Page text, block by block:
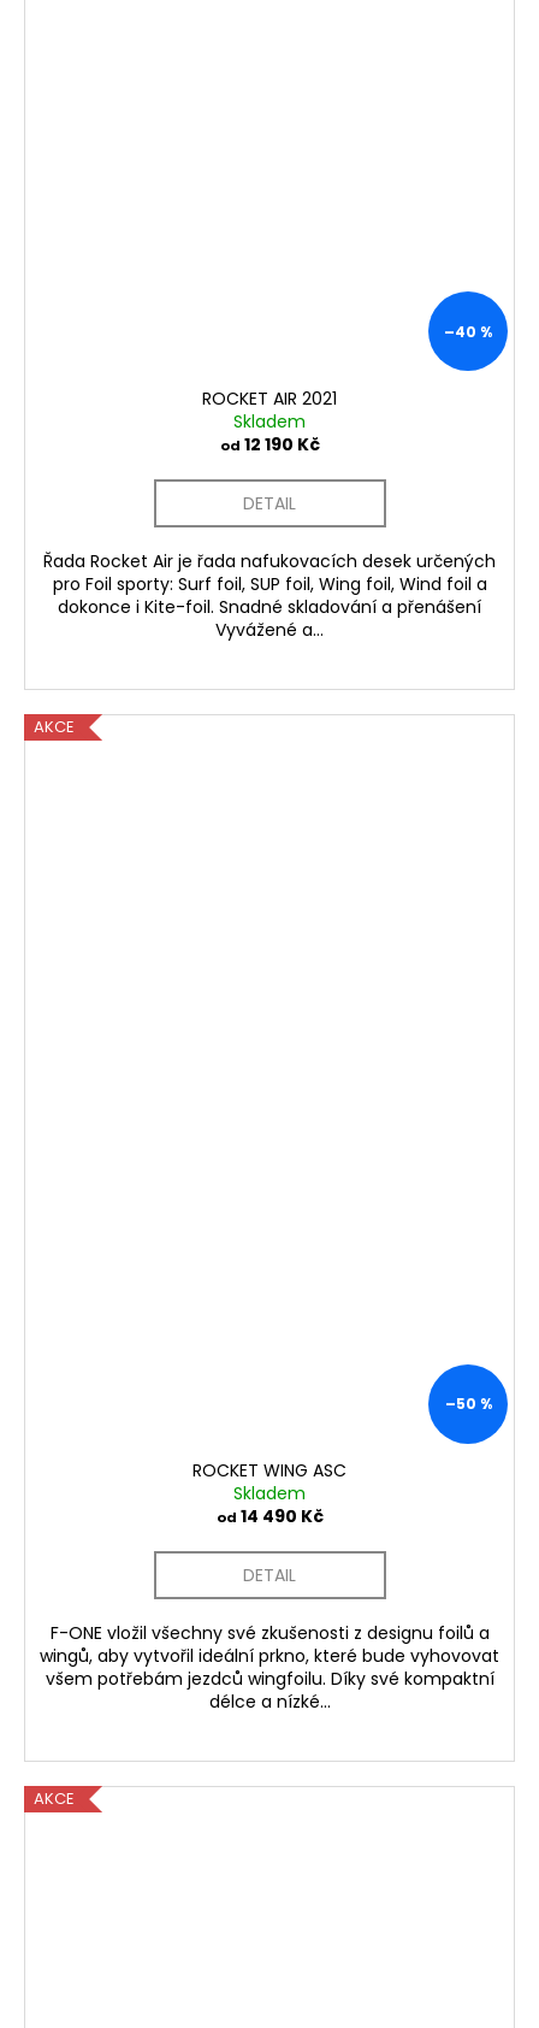
–40 %
ROCKET AIR 2021
Skladem
od 12 190 Kč
DETAIL
Řada Rocket Air je řada nafukovacích desek určených
pro Foil sporty: Surf foil, SUP foil, Wing foil, Wind foil a
dokonce i Kite-foil. Snadné skladování a přenášení
Vyvážené a...
AKCE
–50 %
ROCKET WING ASC
Skladem
od 14 490 Kč
DETAIL
F-ONE vložil všechny své zkušenosti z designu foilů a
wingů, aby vytvořil ideální prkno, které bude vyhovovat
všem potřebám jezdců wingfoilu. Díky své kompaktní
délce a nízké...
AKCE